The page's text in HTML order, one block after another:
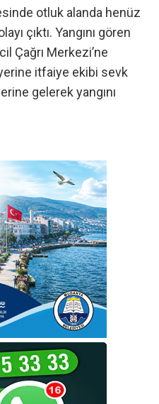
otluk alanda henüz
çıktı. Yangını gören
Çağrı Merkezi’ne
itfaiye ekibi sevk
gelerek yangını